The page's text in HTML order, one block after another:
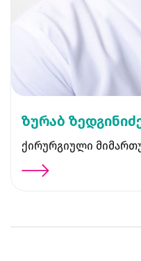
ზურაბ
ქირურგიული